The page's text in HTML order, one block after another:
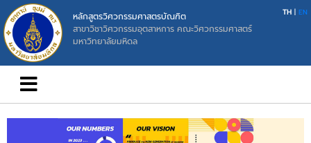
หลักสูตรวิศวกรรมศาสตรบัณฑิต
สาขาวิชาวิศวกรรมอุตสาหการ คณะวิศวกรรมศาสตร์
มหาวิทยาลัยมหิดล
TH | EN